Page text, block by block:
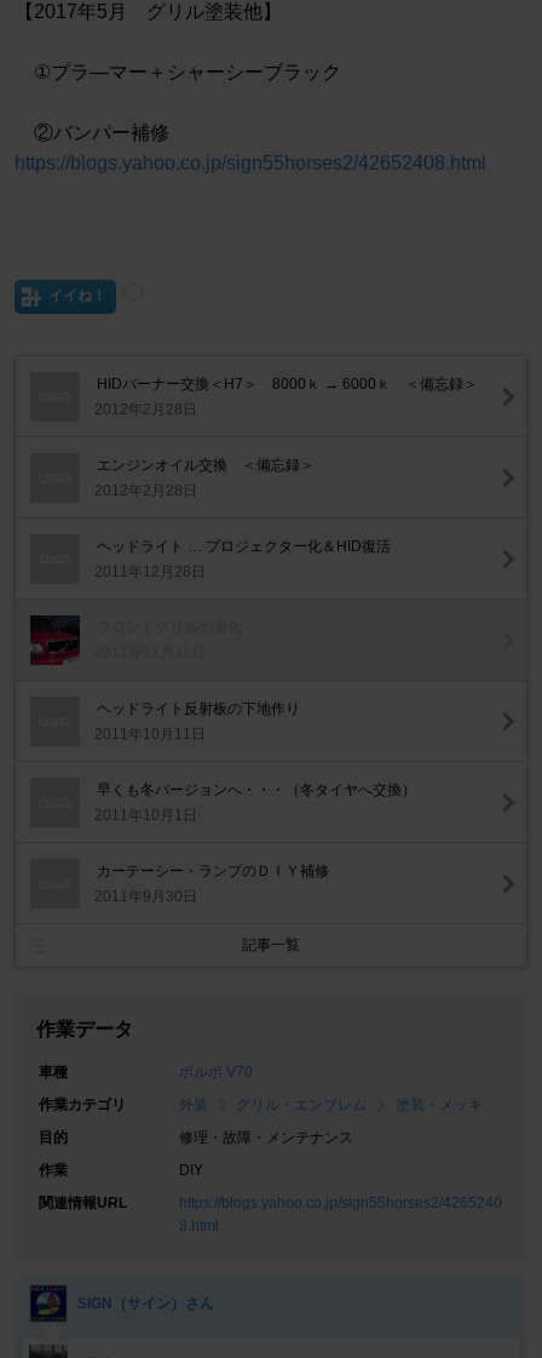
【2017年5月 グリル塗装他】
①プラ―マー＋シャーシーブラック
②バンパー補修
https://blogs.yahoo.co.jp/sign55horses2/42652408.html
イイね！
HIDバーナー交換＜H7＞ 8000ｋ → 6000ｋ ＜備忘録＞
2012年2月28日
エンジンオイル交換 ＜備忘録＞
2012年2月28日
ヘッドライト … プロジェクター化＆HID復活
2011年12月28日
ヘッドライト反射板の下地作り
2011年10月11日
早くも冬バージョンへ・・・（冬タイヤへ交換）
2011年10月1日
カーテーシー・ランプのＤＩＹ補修
2011年9月30日
記事一覧
作業データ
車種
ボルボ V70
作業カテゴリ
外装 グリル・エンブレム
塗装・メッキ
目的
修理・故障・メンテナンス
作業
DIY
関連情報URL
https://blogs.yahoo.co.jp/sign55horses2/4265240
8.html
SIGN（サイン）さん